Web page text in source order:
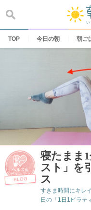
content
TOP 今日の朝 朝ご
BLOG
寝たまま
スト」を
ス
すきま時間にキレ
日の「1日1ピラテ